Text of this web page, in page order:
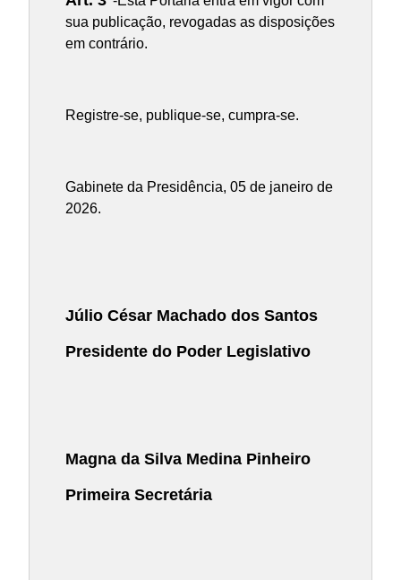
sua publicação, revogadas as disposições
em contrário.
Registre-se, publique-se, cumpra-se.
Gabinete da Presidência, 05 de janeiro de
2026.
Júlio César Machado dos Santos
Presidente do Poder Legislativo
Magna da Silva Medina Pinheiro
Primeira Secretária